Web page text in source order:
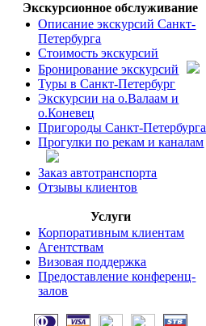
Экскурсионное обслуживание
Описание экскурсий Санкт-
Петербурга
Стоимость экскурсий
Бронирование экскурсий
Туры в Санкт-Петербург
Экскурсии на о.Валаам и
о.Коневец
Пригороды Санкт-Петербурга
Прогулки по рекам и каналам
Заказ автотранспорта
Отзывы клиентов
Услуги
Корпоративным клиентам
Агентствам
Визовая поддержка
Предоставление конференц-
залов